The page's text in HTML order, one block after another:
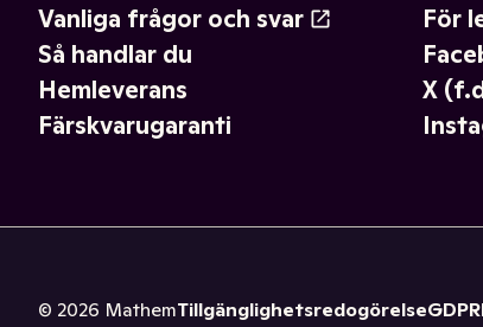
Vanliga frågor och svar
Så handlar du
Hemleverans
Färskvarugaranti
För
X
© 2026 MathemTillgänglighetsredogörelseGDPR